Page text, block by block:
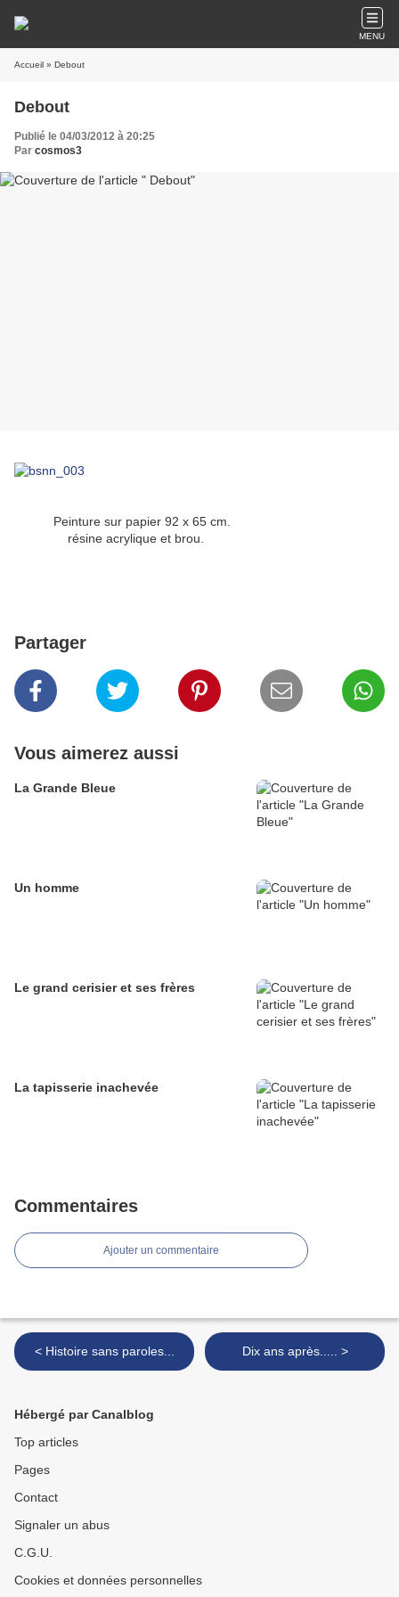
MENU
Accueil » Debout
Debout
Publié le 04/03/2012 à 20:25
Par cosmos3
Peinture sur papier 92 x 65 cm.
résine acrylique et brou.
Partager
Vous aimerez aussi
La Grande Bleue
Un homme
Le grand cerisier et ses frères
La tapisserie inachevée
Commentaires
Ajouter un commentaire
< Histoire sans paroles... Dix ans après..... >
Hébergé par Canalblog
Top articles
Pages
Contact
Signaler un abus
C.G.U.
Cookies et données personnelles